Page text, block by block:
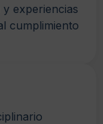
experiencias
cumplimiento